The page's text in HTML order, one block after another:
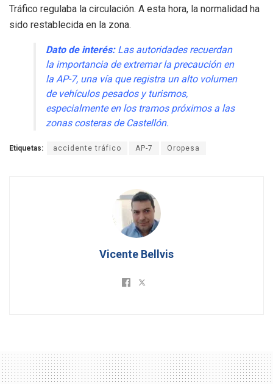
Tráfico regulaba la circulación. A esta hora, la normalidad ha
sido restablecida en la zona.
Dato de interés:Las autoridades recuerdan
la importancia de extremar la precaución en
la AP-7, una vía que registra un alto volumen
de vehículos pesados y turismos,
especialmente en los tramos próximos a las
zonas costeras de Castellón.
Etiquetas: accidente tráfico AP-7 Oropesa
Vicente Bellvis